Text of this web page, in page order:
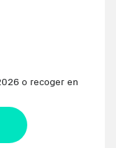
o recoger en